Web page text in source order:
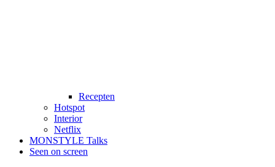
Recepten
Hotspot
Interior
Netflix
MONSTYLE Talks
Seen on screen